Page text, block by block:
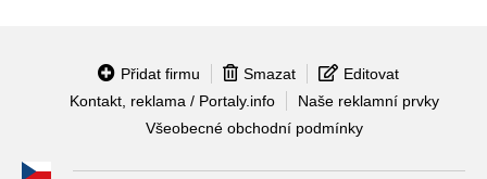
Přidat firmu Smazat
Editovat
Kontakt, reklama / Portaly.info
Naše reklamní prvky
Všeobecné obchodní podmínky